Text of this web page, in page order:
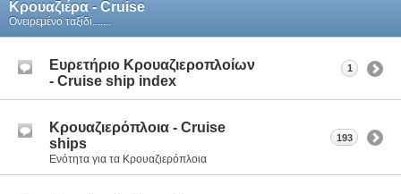
Κρουαζιέρα - Cruise
Ονειρεμένο ταξίδι.......
Ευρετήριο Κρουαζιεροπλοίων
- Cruise ship index
1
Kρουαζιερόπλοια - Cruise
ships
Ενότητα για τα Kρουαζιερόπλοια
193